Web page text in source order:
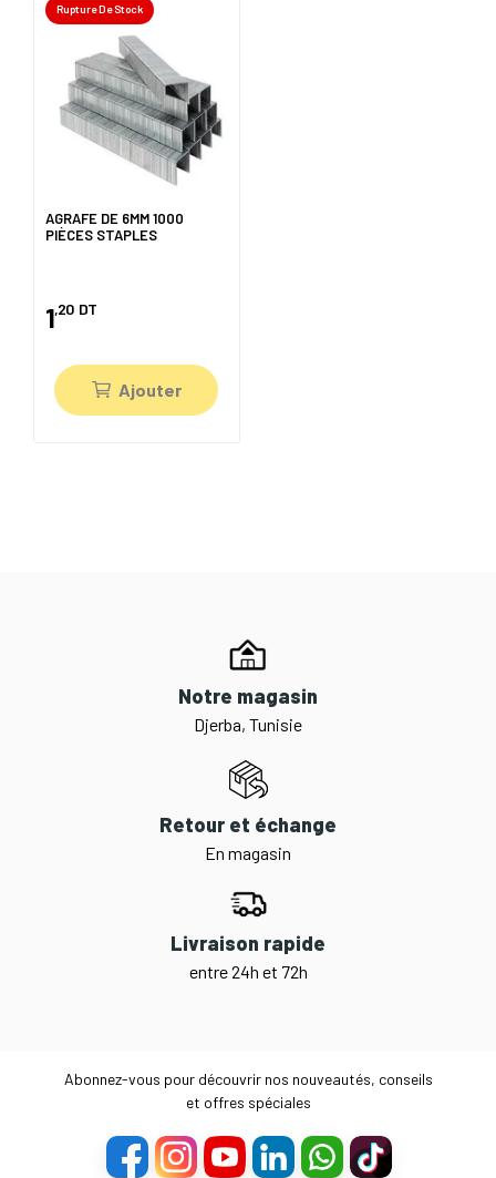
Rupture De Stock
AGRAFE DE 6MM 1000
PIÈCES STAPLES
1,20 DT
Ajouter
Notre magasin
Djerba, Tunisie
Retour et échange
En magasin
Livraison rapide
entre 24h et 72h
Abonnez-vous pour découvrir nos nouveautés, conseils
et offres spéciales